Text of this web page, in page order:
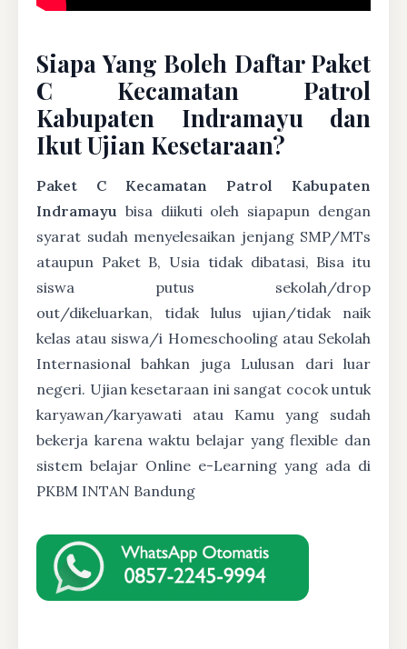
Siapa Yang Boleh Daftar Paket
C Kecamatan Patrol
Kabupaten Indramayu dan
Ikut Ujian Kesetaraan?
Paket C Kecamatan Patrol Kabupaten
Indramayu bisa diikuti oleh siapapun dengan
syarat sudah menyelesaikan jenjang SMP/MTs
ataupun Paket B, Usia tidak dibatasi, Bisa itu
siswa putus sekolah/drop
out/dikeluarkan, tidak lulus ujian/tidak naik
kelas atau siswa/i Homeschooling atau Sekolah
Internasional bahkan juga Lulusan dari luar
negeri. Ujian kesetaraan ini sangat cocok untuk
karyawan/karyawati atau Kamu yang sudah
bekerja karena waktu belajar yang flexible dan
sistem belajar Online e-Learning yang ada di
PKBM INTAN Bandung